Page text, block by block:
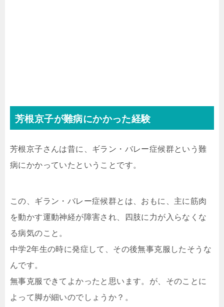
芳根京子が難病にかかった経験
芳根京子さんは昔に、ギラン・バレー症候群という難
病にかかっていたということです。
この、ギラン・バレー症候群とは、おもに、主に筋肉
を動かす運動神経が障害され、四肢に力が入らなくな
る病気のこと。
中学2年生の時に発症して、その後無事克服したそうな
んです。
無事克服できてよかったと思います。が、そのことに
よって脚が細いのでしょうか？。